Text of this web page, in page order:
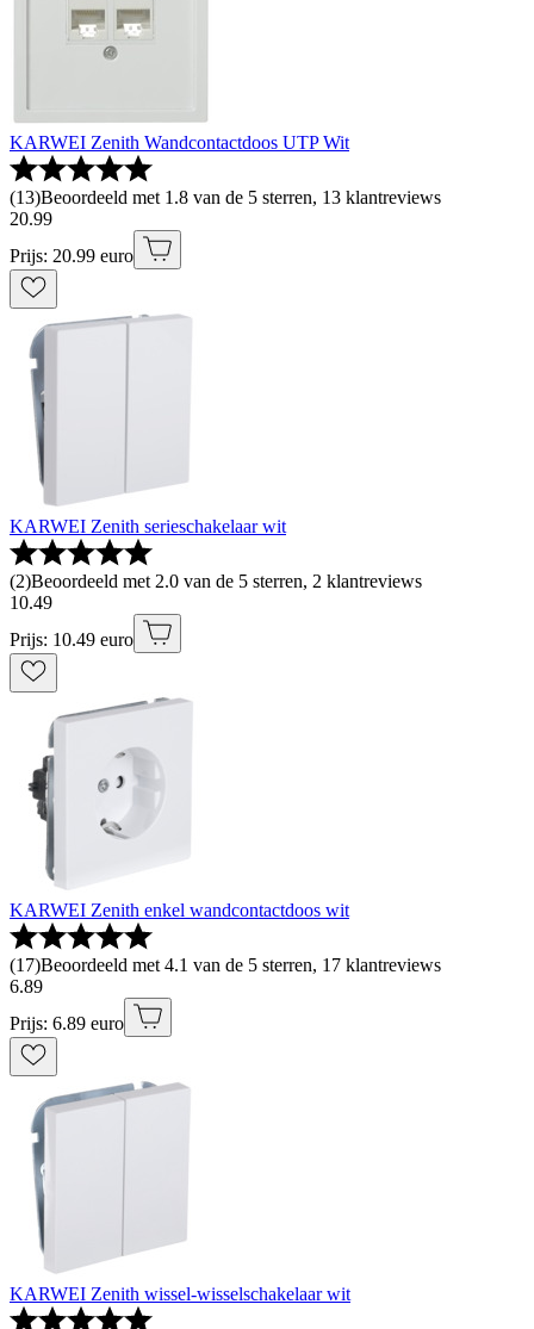
KARWEI Zenith Wandcontactdoos UTP Wit
(13)Beoordeeld met 1.8 van de 5 sterren, 13 klantreviews
20.99
Prijs: 20.99 euro
KARWEI Zenith serieschakelaar wit
(2)Beoordeeld met 2.0 van de 5 sterren, 2 klantreviews
10.49
Prijs: 10.49 euro
KARWEI Zenith enkel wandcontactdoos wit
(17)Beoordeeld met 4.1 van de 5 sterren, 17 klantreviews
6.89
Prijs: 6.89 euro
KARWEI Zenith wissel-wisselschakelaar wit